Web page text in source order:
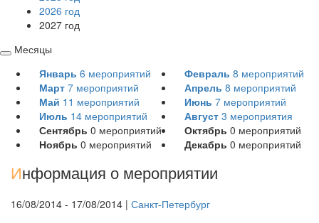
2026 год
2027 год
Свернуть
развернуть
Месяцы
Январь 6 мероприятий Февраль 8 мероприятий
Март 7 мероприятий Апрель 8 мероприятий
Май 11 мероприятий Июнь 7 мероприятий
Июль 14 мероприятий Август 3 мероприятия
Сентябрь 0 мероприятий Октябрь 0 мероприятий
Ноябрь 0 мероприятий Декабрь 0 мероприятий
Информация о мероприятии
16/08/2014 - 17/08/2014 | Санкт-Петербург